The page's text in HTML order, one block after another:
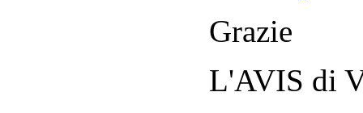
Grazie
L'AVIS di